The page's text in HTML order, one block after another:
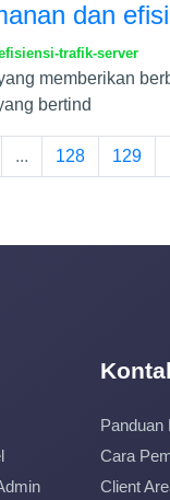
dan
trafik-server
memberikan
bertind
... 128 129
Panduan
Cara
Client